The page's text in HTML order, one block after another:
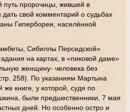
путь пророчицы, жившей в
свой комментарий о судьбах
Гипербореи, населённой
Сибиллы Персидской»
на картах, в «пиковой даме»
женщину- человека без
258). По указаниям Мартына
же книге, у которой, судя по
были предшественники, 7 мая
дней. Но особенно остро и